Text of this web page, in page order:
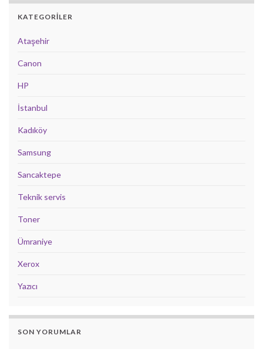
KATEGORILER
Ataşehir
Canon
HP
İstanbul
Kadıköy
Samsung
Sancaktepe
Teknik servis
Toner
Ümraniye
Xerox
Yazıcı
SON YORUMLAR